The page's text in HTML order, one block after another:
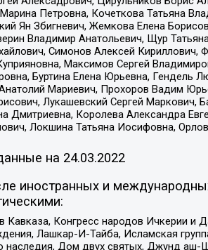
Петровна, Кочеткова Татьяна
Ян Збигневич, Жемкова Елена
Владимир Анатольевич, Щур
Симонов Алексей Кириллович,
Максимов Сергей
Буртина Елена Юрьевна, Гендель
Мариевич, Прохоров Вадим
Лукашевский Сергей
Дмитриевна, Королева Александра
Локшина Татьяна Иосифовна,
на 24.03.2022
иностранных и
Конгресс народов Ичкерии и
Лашкар-И-Тайба, Исламская
Дом двух святых, Джунд